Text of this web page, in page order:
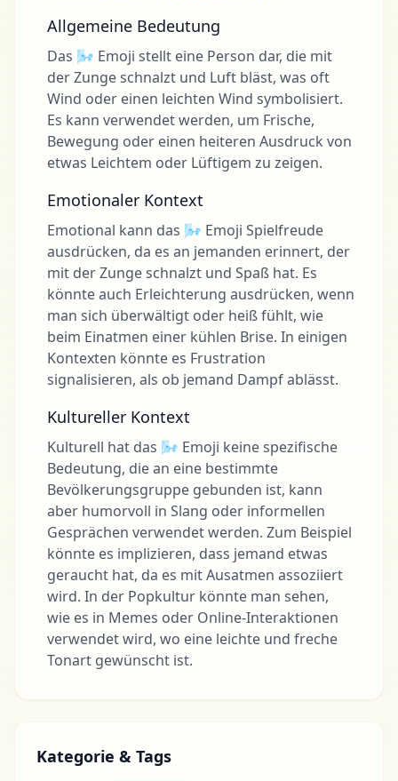
Allgemeine Bedeutung
Das 🌬 Emoji stellt eine Person dar, die mit
der Zunge schnalzt und Luft bläst, was oft
Wind oder einen leichten Wind symbolisiert.
Es kann verwendet werden, um Frische,
Bewegung oder einen heiteren Ausdruck von
etwas Leichtem oder Lüftigem zu zeigen.
Emotionaler Kontext
Emotional kann das 🌬 Emoji Spielfreude
ausdrücken, da es an jemanden erinnert, der
mit der Zunge schnalzt und Spaß hat. Es
könnte auch Erleichterung ausdrücken, wenn
man sich überwältigt oder heiß fühlt, wie
beim Einatmen einer kühlen Brise. In einigen
Kontexten könnte es Frustration
signalisieren, als ob jemand Dampf ablässt.
Kultureller Kontext
Kulturell hat das 🌬 Emoji keine spezifische
Bedeutung, die an eine bestimmte
Bevölkerungsgruppe gebunden ist, kann
aber humorvoll in Slang oder informellen
Gesprächen verwendet werden. Zum Beispiel
könnte es implizieren, dass jemand etwas
geraucht hat, da es mit Ausatmen assoziiert
wird. In der Popkultur könnte man sehen,
wie es in Memes oder Online-Interaktionen
verwendet wird, wo eine leichte und freche
Tonart gewünscht ist.
Kategorie & Tags